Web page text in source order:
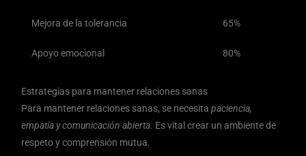
Mejora de la tolerancia 65%
Apoyo emocional 80%
Estrategias para mantener relaciones sanas
Para mantener relaciones sanas, se necesitapaciencia,
empatía y comunicación abierta. Es vital crear un ambiente de
respeto y comprensión mutua.